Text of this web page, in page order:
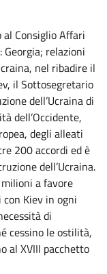
Consiglio Affari
relazioni
nel ribadire il
il Sottosegretario
dell’Ucraina di
dell’Occidente,
degli alleati
200 accordi ed è
dell’Ucraina.
a favore
Kiev in ogni
di
cessino le ostilità,
al XVIII pacchetto